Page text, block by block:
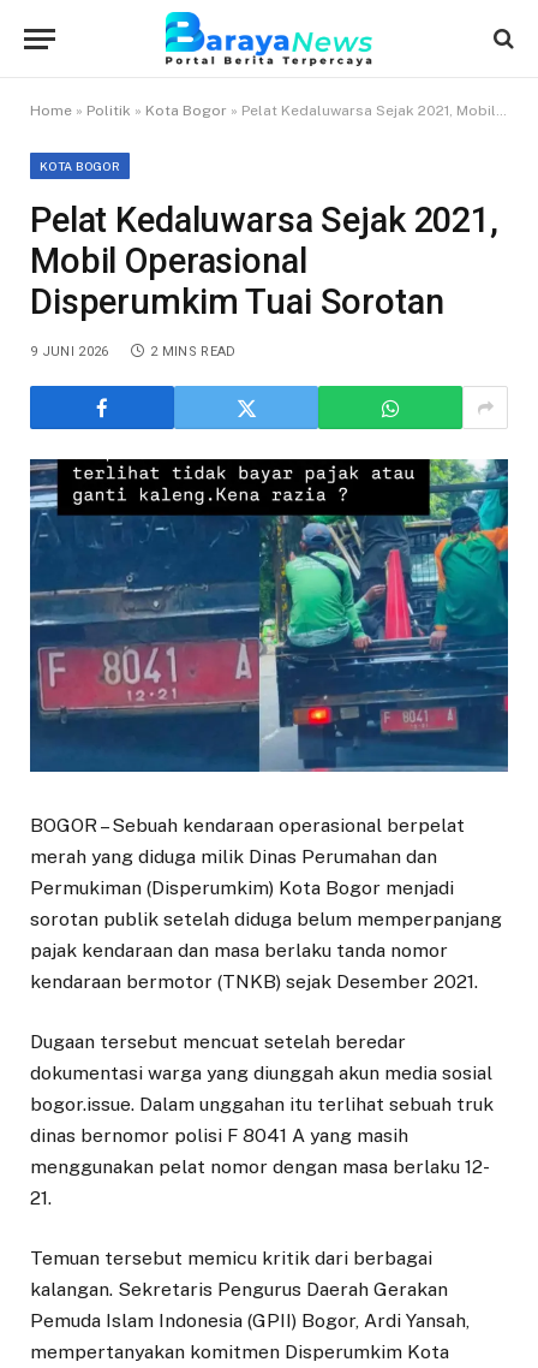
Home » Politik » Kota Bogor » Pelat Kedaluwarsa Sejak 2021, Mobil Operasional Disperumkim Tuai Sorotan
KOTA BOGOR
Pelat Kedaluwarsa Sejak 2021,
Mobil Operasional
Disperumkim Tuai Sorotan
9 JUNI 2026 2 MINS READ
BOGOR – Sebuah kendaraan operasional berpelat
merah yang diduga milik Dinas Perumahan dan
Permukiman (Disperumkim) Kota Bogor menjadi
sorotan publik setelah diduga belum memperpanjang
pajak kendaraan dan masa berlaku tanda nomor
kendaraan bermotor (TNKB) sejak Desember 2021.
Dugaan tersebut mencuat setelah beredar
dokumentasi warga yang diunggah akun media sosial
bogor.issue. Dalam unggahan itu terlihat sebuah truk
dinas bernomor polisi F 8041 A yang masih
menggunakan pelat nomor dengan masa berlaku 12-
21.
Temuan tersebut memicu kritik dari berbagai
kalangan. Sekretaris Pengurus Daerah Gerakan
Pemuda Islam Indonesia (GPII) Bogor, Ardi Yansah,
mempertanyakan komitmen Disperumkim Kota